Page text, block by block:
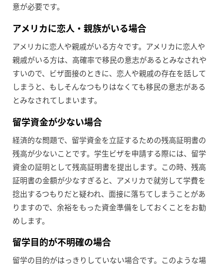
意が必要です。
アメリカに恋人・親族がいる場合
アメリカに恋人や親戚がいる方々です。アメリカに恋人や
親戚がいる方は、高確率で移民の意志があるとみなされや
すいので、ビザ面接のときに、恋人や親戚の存在を話して
しまうと、もしそんなつもりはなくても移民の意志がある
とみなされてしまいます。
留学資金が少ない場合
経済的な問題で、留学資金を立証するための残高証明書の
残高が少ないことです。学生ビザを申請する際には、留学
資金の証明として残高証明書を提出します。この時、残高
証明書の金額が少なすぎると、アメリカで就労して学費を
捻出するつもりだと疑われ、面接に落ちてしまうことがあ
りますので、余裕をもった資金準備をしておくことをお勧
めします。
留学目的が不明確の場合
留学の目的がはっきりしていない場合です。このような場